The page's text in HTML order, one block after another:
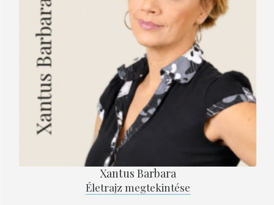
Xantus Barbara
Életrajz megtekintése